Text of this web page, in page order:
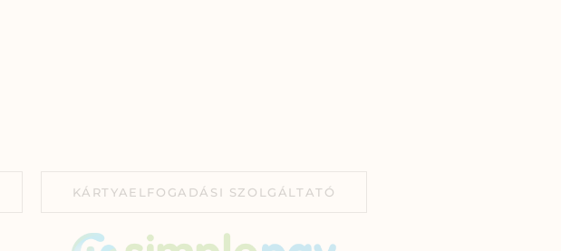
KÁRTYAELFOGADÁSI SZOLGÁLTATÓ